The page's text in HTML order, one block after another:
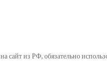
из РФ, обязательно